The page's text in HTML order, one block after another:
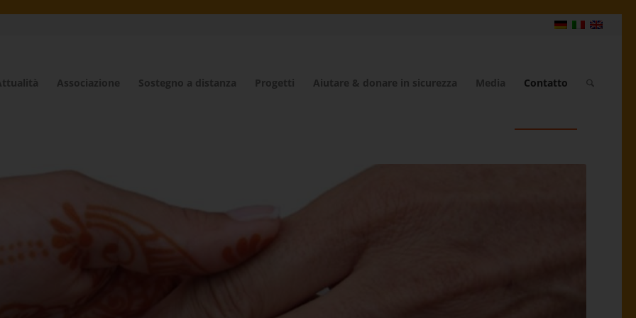
Associazione Sostegno a distanza Progetti Aiutare & donare in sicurezza Media Contatto